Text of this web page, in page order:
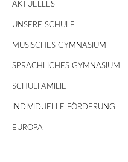
AKTUELLES
UNSERE SCHULE
MUSISCHES GYMNASIUM
SPRACHLICHES GYMNASIUM
SCHULFAMILIE
INDIVIDUELLE FÖRDERUNG
EUROPA